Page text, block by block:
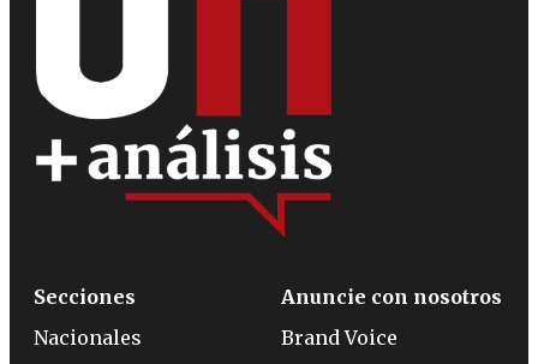
Secciones
Nacionales
Anuncie con nosotros
Brand Voice